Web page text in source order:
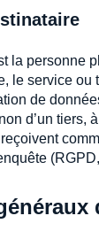
la personne
le service
de
d’un tiers,